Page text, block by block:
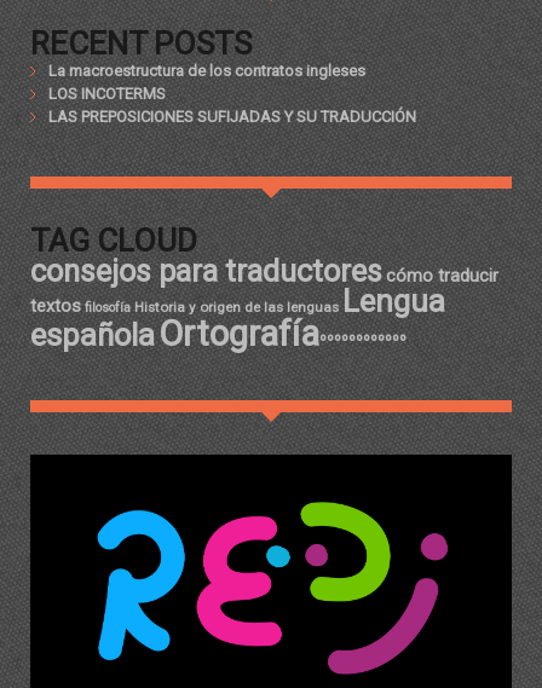
RECENT POSTS
La macroestructura de los contratos ingleses
LOS INCOTERMS
LAS PREPOSICIONES SUFIJADAS Y SU TRADUCCIÓN
TAG CLOUD
consejos para traductorescómo traducir
textos filosofía Historia y origen de las lenguas Lengua
españolaOrtografíaºººººººººººº